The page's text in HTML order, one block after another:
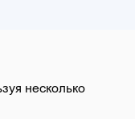
несколько